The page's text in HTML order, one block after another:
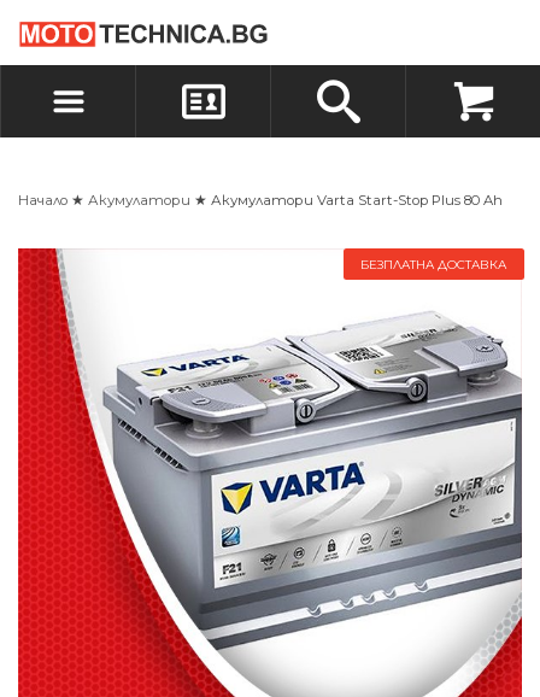
ВХОД
БЪРЗА ПОРЪЧКА ПОРЪЧКА
Начало ★ Акумулатори ★ Акумулатори Varta Start-Stop Plus 80 Ah
БЕЗПЛАТНА ДОСТАВКА